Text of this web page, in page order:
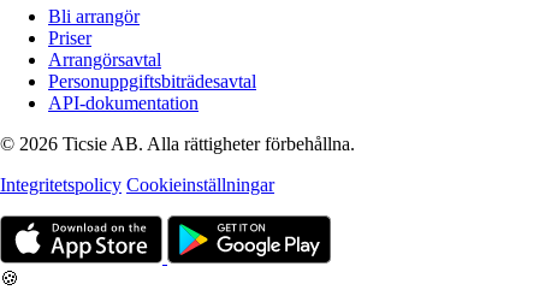
Bli arrangör
Priser
Arrangörsavtal
Personuppgiftsbiträdesavtal
API-dokumentation
© 2026 Ticsie AB. Alla rättigheter förbehållna.
Integritetspolicy Cookieinställningar
🍪